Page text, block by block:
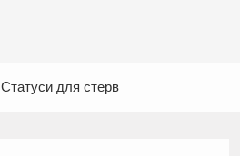
Статуси для стерв